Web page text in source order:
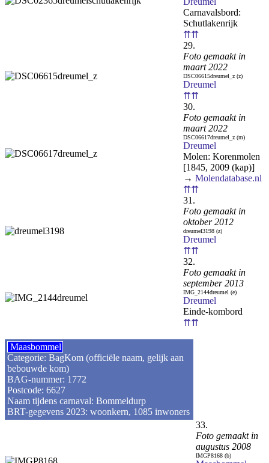
Carnavalsbord:
Schutlakenrijk
⇈⇈
29.
Foto gemaakt in
maart 2022
DSC06615dreumel_z (z)
Dreumel
⇈⇈
30.
Foto gemaakt in
maart 2022
DSC06617dreumel_z (m)
Dreumel
Molen: Korenmolen
[1845, 2009 (kap)]
→ Molendatabase.nl
⇈⇈
31.
Foto gemaakt in
oktober 2012
dreumel3198 (z)
Dreumel
⇈⇈
32.
Foto gemaakt in
september 2013
IMG_2144dreumel (e)
Dreumel
Einde-kombord
⇈⇈
Maasbommel
Categorie: BagKom (officiële naam, gelijk aan
bebouwde kom)
BAG-nummer: 1772
Postcode: 6627
Naam tijdens carnaval: Bommeldurp
BRT-gegevens 2023: woonkern, 1085 inwoners
33.
Foto gemaakt in
augustus 2008
IMGP8168 (b)